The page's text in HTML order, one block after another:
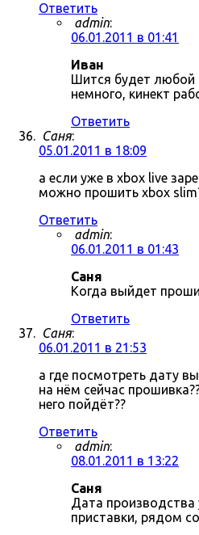
Ответить
admin:
06.01.2011 в 01:41
Иван
Шится будет любой
немного, кинект
Ответить
Саня:
05.01.2011 в 18:09
а если уже в xbox live
можно прошить xbox
Ответить
admin:
06.01.2011 в 01:43
Саня
Когда выйдет
Ответить
Саня:
06.01.2011 в 21:53
а где посмотреть дату
на нём сейчас
него пойдёт??
Ответить
admin:
08.01.2011 в 13:22
Саня
Дата производства
приставки, рядом